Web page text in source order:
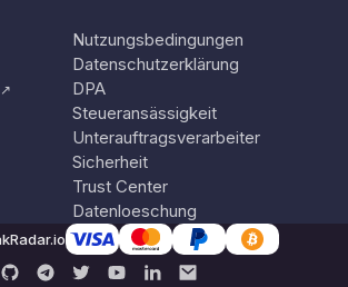
↗
Nutzungsbedingungen
Datenschutzerklärung
DPA
Steueransässigkeit
Unterauftragsverarbeiter
Sicherheit
Trust Center
Datenloeschung